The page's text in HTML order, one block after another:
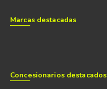
Marcas destacadas
Concesionarios destacados